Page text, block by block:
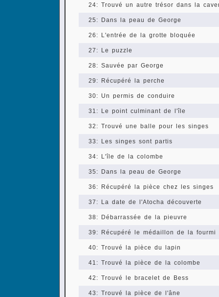
24: Trouvé un autre trésor dans la
25: Dans la peau de George
26: L'entrée de la grotte bloquée
27: Le puzzle
28: Sauvée par George
29: Récupéré la perche
30: Un permis de conduire
31: Le point culminant de l'île
32: Trouvé une balle pour les singes
33: Les singes sont partis
34: L'île de la colombe
35: Dans la peau de George
36: Récupéré la pièce chez les singes
37: La date de l'Atocha découverte
38: Débarrassée de la pieuvre
39: Récupéré le médaillon de la fourmi
40: Trouvé la pièce du lapin
41: Trouvé la pièce de la colombe
42: Trouvé le bracelet de Bess
43: Trouvé la pièce de l'âne